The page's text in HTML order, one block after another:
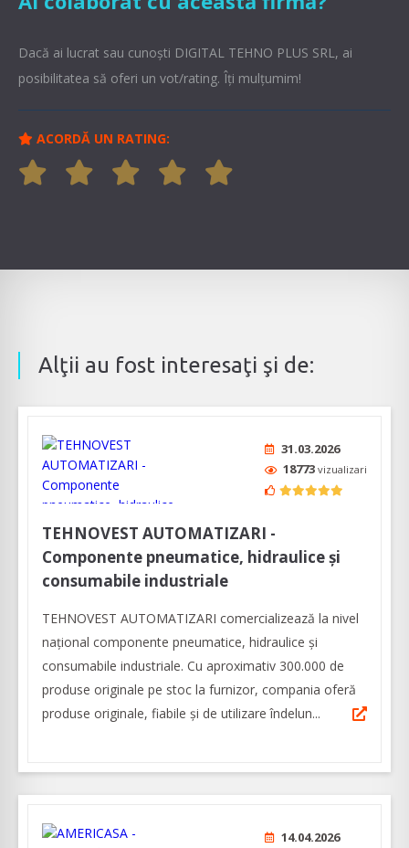
Dacă ai lucrat sau cunoşti DIGITAL TEHNO PLUS SRL, ai
posibilitatea să oferi un vot/rating. Îți mulțumim!
ACORDĂ UN RATING:
Alţii au fost interesaţi şi de:
31.03.2026
18773 vizualizari
TEHNOVEST AUTOMATIZARI -
Componente pneumatice, hidraulice și
consumabile industriale
TEHNOVEST AUTOMATIZARI comercializează la nivel
național componente pneumatice, hidraulice și
consumabile industriale. Cu aproximativ 300.000 de
produse originale pe stoc la furnizor, compania oferă
produse originale, fiabile și de utilizare îndelun...
14.04.2026